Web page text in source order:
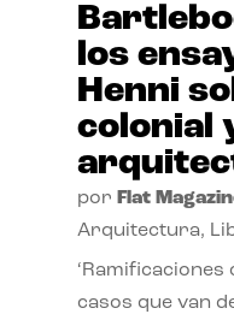
los
Henni
colonial
por Flat
Arquitectura,
casos que van